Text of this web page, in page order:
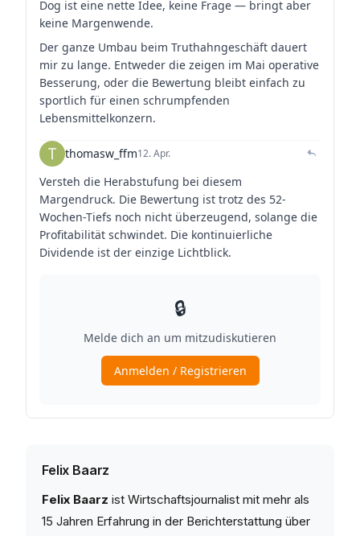
Felix Baarz
Felix Baarz ist Wirtschaftsjournalist mit mehr als
15 Jahren Erfahrung in der Berichterstattung über